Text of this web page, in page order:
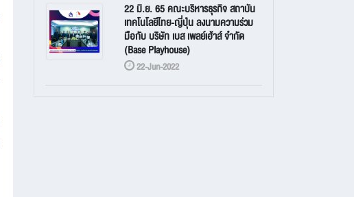
22 มิ.ย. 65 คณะบริหารธุรกิจ สถาบัน
เทคโนโลยีไทย-ญี่ปุ่น ลงนามความร่วม
มือกับ บริษัท เบส เพลย์เฮ้าส์ จำกัด
(Base Playhouse)
22-Jun-2022